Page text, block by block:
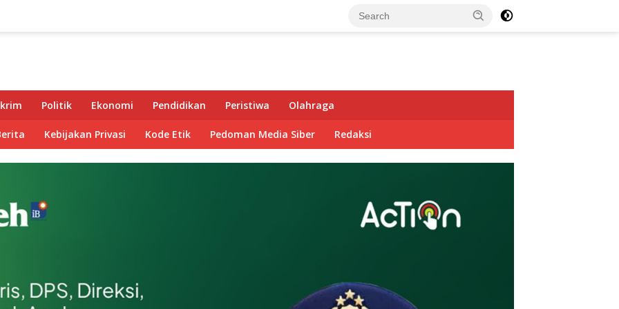
Politik Ekonomi Pendidikan Peristiwa Olahraga
Kebijakan Privasi Kode Etik Pedoman Media Siber Redaksi